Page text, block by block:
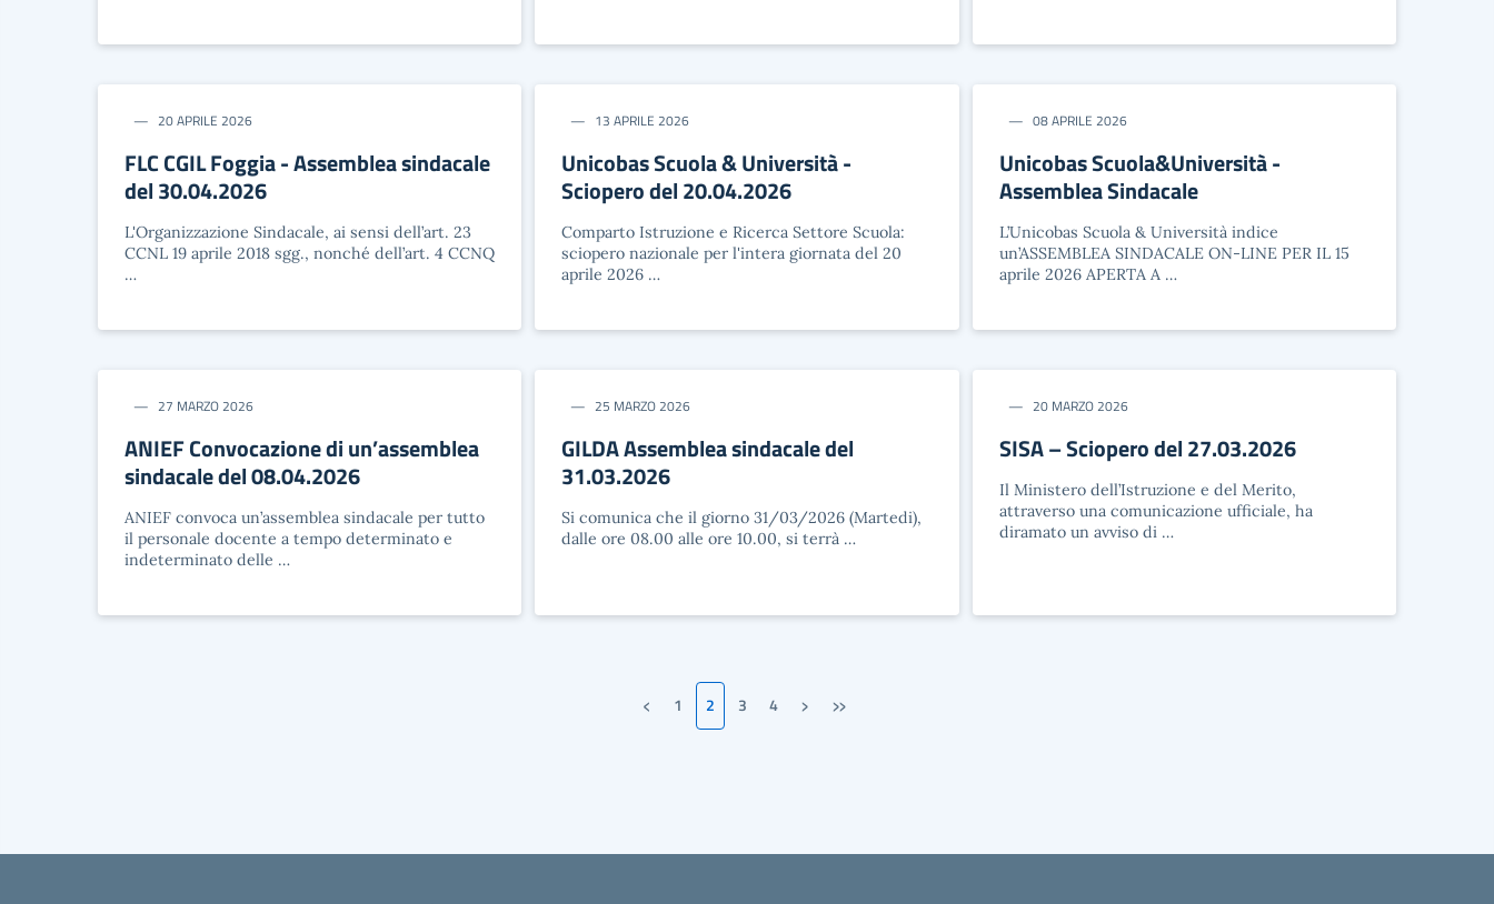
20 APRILE 2026
FLC CGIL Foggia - Assemblea sindacale
del 30.04.2026
L'Organizzazione Sindacale, ai sensi dell’art. 23
CCNL 19 aprile 2018 sgg., nonché dell’art. 4 CCNQ
…
13 APRILE 2026
Unicobas Scuola & Università -
Sciopero del 20.04.2026
Comparto Istruzione e Ricerca Settore Scuola:
sciopero nazionale per l'intera giornata del 20
aprile 2026 …
08 APRILE 2026
Unicobas Scuola&Università -
Assemblea Sindacale
L’Unicobas Scuola & Università indice
un’ASSEMBLEA SINDACALE ON-LINE PER IL 15
aprile 2026 APERTA A …
27 MARZO 2026
ANIEF Convocazione di un’assemblea
sindacale del 08.04.2026
ANIEF convoca un’assemblea sindacale per tutto
il personale docente a tempo determinato e
indeterminato delle …
25 MARZO 2026
GILDA Assemblea sindacale del
31.03.2026
Si comunica che il giorno 31/03/2026 (Martedi),
dalle ore 08.00 alle ore 10.00, si terrà …
20 MARZO 2026
SISA – Sciopero del 27.03.2026
Il Ministero dell’Istruzione e del Merito,
attraverso una comunicazione ufficiale, ha
diramato un avviso di …
‹Pagina precedente
1 2 3 4 Pagina successiva
› Ultima pagina
»